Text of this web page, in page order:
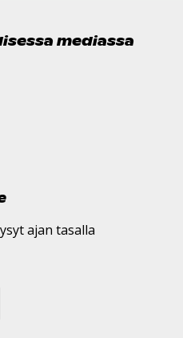
mediassa
ajan tasalla